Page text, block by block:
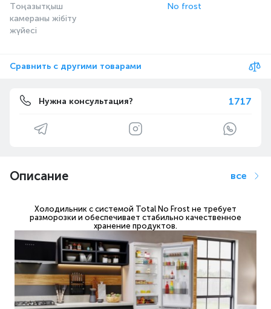
Тоңазытқыш
камераны жібіту
жүйесі
No frost
Сравнить с другими товарами
Нужна консультация? 1717
Описание все
Холодильник с системой Total No Frost не требует
разморозки и обеспечивает стабильно качественное
хранение продуктов.